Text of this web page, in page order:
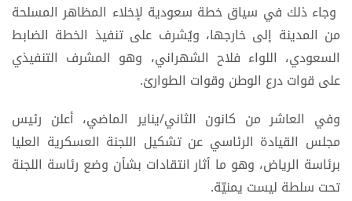
وجاء ذلك في سياق خطة سعودية لإخلاء المظاهر المسلحة
من المدينة إلى خارجها، ويُشرف على تنفيذ الخطة الضابط
السعودي، اللواء فلاح الشهراني، وهو المشرف التنفيذي
على قوات درع الوطن وقوات الطوارئ.
وفي العاشر من كانون الثاني/يناير الماضي، أعلن رئيس
مجلس القيادة الرئاسي عن تشكيل اللجنة العسكرية العليا
برئاسة الرياض، وهو ما أثار انتقادات بشأن وضع رئاسة اللجنة
تحت سلطة ليست يمنيّة.